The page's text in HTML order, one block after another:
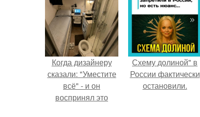
Когда дизайнеру
сказали: "Уместите
всё" - и он
воспринял это
Схему долиной" в
России фактически
остановили.